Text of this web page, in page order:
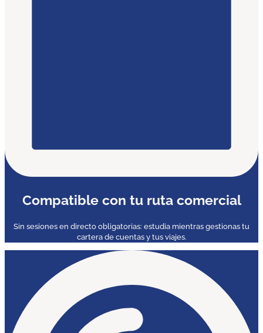
Compatible con tu ruta comercial
Sin sesiones en directo obligatorias: estudia mientras gestionas tu
cartera de cuentas y tus viajes.